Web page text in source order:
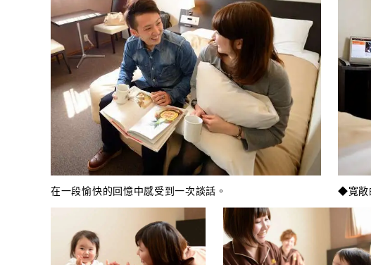
在一段愉快的回憶中感受到一次談話。 ◆寬敞